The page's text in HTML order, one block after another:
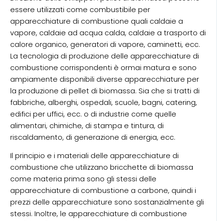
essere utilizzati come combustibile per
apparecchiature di combustione quali caldaie a
vapore, caldaie ad acqua calda, caldaie a trasporto di
calore organico, generatori di vapore, caminetti, ecc.
La tecnologia di produzione delle apparecchiature di
combustione corrispondenti è ormai matura e sono
ampiamente disponibili diverse apparecchiature per
la produzione di pellet di biomassa. Sia che si tratti di
fabbriche, alberghi, ospedali, scuole, bagni, catering,
edifici per uffici, ecc. o di industrie come quelle
alimentari, chimiche, di stampa e tintura, di
riscaldamento, di generazione di energia, ecc.
Il principio e i materiali delle apparecchiature di
combustione che utilizzano bricchette di biomassa
come materia prima sono gli stessi delle
apparecchiature di combustione a carbone, quindi i
prezzi delle apparecchiature sono sostanzialmente gli
stessi. Inoltre, le apparecchiature di combustione